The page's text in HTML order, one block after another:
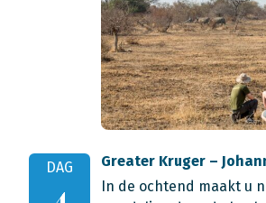
DAG
Greater Kruger –
In de ochtend maakt u